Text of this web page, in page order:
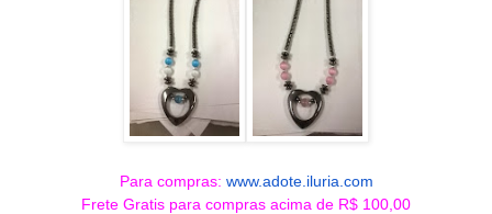
Para compras: www.adote.iluria.com
Frete Gratis para compras acima de R$ 100,00